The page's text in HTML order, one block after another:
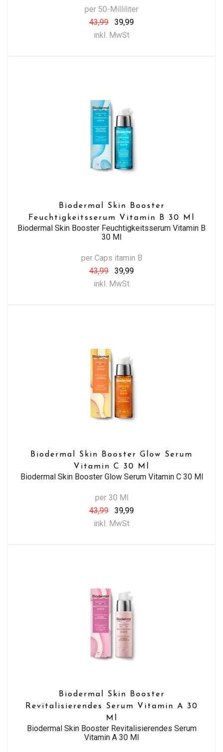
per 50-Milliliter
43,99
39,99
inkl. MwSt
Biodermal Skin Booster
Feuchtigkeitsserum Vitamin B 30 Ml
Biodermal Skin Booster Feuchtigkeitsserum Vitamin B
30 Ml
per Caps itamin B
43,99
39,99
inkl. MwSt
Biodermal Skin Booster Glow Serum
Vitamin C 30 Ml
Biodermal Skin Booster Glow Serum Vitamin C 30 Ml
per 30 Ml
43,99
39,99
inkl. MwSt
Biodermal Skin Booster
Revitalisierendes Serum Vitamin A 30
Ml
Biodermal Skin Booster Revitalisierendes Serum
Vitamin A 30 Ml